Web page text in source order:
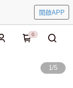
開啟APP
0
1/5